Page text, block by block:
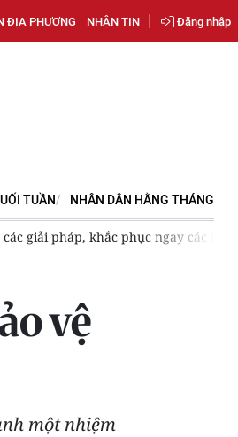
ĐỊA PHƯƠNG NHẬN TIN Đăng nhập
TUẦN NHÂN DÂN HẰNG THÁNG
giải pháp, khắc phục ngay các lỗ
vệ
một nhiệm